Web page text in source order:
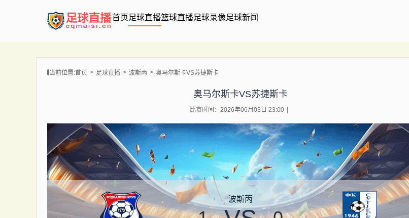
首页足球直播篮球直播足球录像足球新闻
当前位置:首页 足球直播 波斯丙 奥马尔斯卡VS苏捷斯卡
奥马尔斯卡VS苏捷斯卡
比赛时间：2026年06月03日 23:00
波斯丙